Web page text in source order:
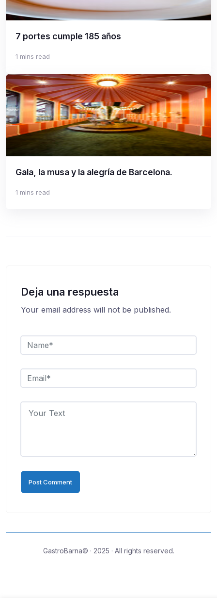
7 portes cumple 185 años
1 mins read
Gala, la musa y la alegría de Barcelona.
1 mins read
Deja una respuesta
Your email address will not be published.
GastroBarna© · 2025 · All rights reserved.